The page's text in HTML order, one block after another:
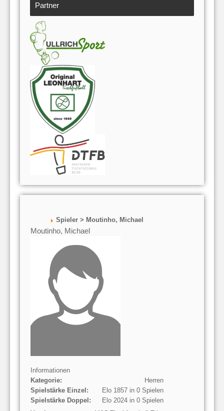
Partner
Spieler > Moutinho, Michael
Moutinho, Michael
Informationen
Kategorie:
Herren
Spielstärke Einzel:
Elo 1857 in 0 Spielen
Spielstärke Doppel:
Elo 2024 in 0 Spielen